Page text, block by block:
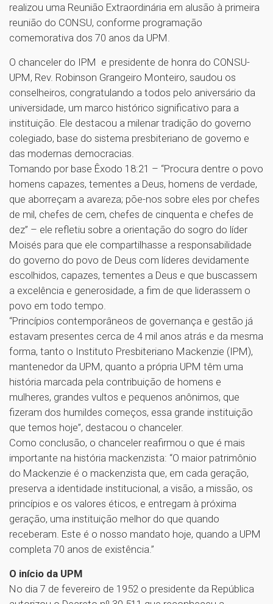
realizou uma Reunião Extraordinária em alusão à primeira
reunião do CONSU, conforme programação
comemorativa dos 70 anos da UPM.
O chanceler do IPM e presidente de honra do CONSU-
UPM, Rev. Robinson Grangeiro Monteiro, saudou os
conselheiros, congratulando a todos pelo aniversário da
universidade, um marco histórico significativo para a
instituição. Ele destacou a milenar tradição do governo
colegiado, base do sistema presbiteriano de governo e
das modernas democracias.
Tomando por base Êxodo 18:21 – “Procura dentre o povo
homens capazes, tementes a Deus, homens de verdade,
que aborreçam a avareza; põe-nos sobre eles por chefes
de mil, chefes de cem, chefes de cinquenta e chefes de
dez” – ele refletiu sobre a orientação do sogro do líder
Moisés para que ele compartilhasse a responsabilidade
do governo do povo de Deus com líderes devidamente
escolhidos, capazes, tementes a Deus e que buscassem
a excelência e generosidade, a fim de que liderassem o
povo em todo tempo.
“Princípios contemporâneos de governança e gestão já
estavam presentes cerca de 4 mil anos atrás e da mesma
forma, tanto o Instituto Presbiteriano Mackenzie (IPM),
mantenedor da UPM, quanto a própria UPM têm uma
história marcada pela contribuição de homens e
mulheres, grandes vultos e pequenos anônimos, que
fizeram dos humildes começos, essa grande instituição
que temos hoje”, destacou o chanceler.
Como conclusão, o chanceler reafirmou o que é mais
importante na história mackenzista: “O maior patrimônio
do Mackenzie é o mackenzista que, em cada geração,
preserva a identidade institucional, a visão, a missão, os
princípios e os valores éticos, e entregam à próxima
geração, uma instituição melhor do que quando
receberam. Este é o nosso mandato hoje, quando a UPM
completa 70 anos de existência.”
O início da UPM
No dia 7 de fevereiro de 1952 o presidente da República